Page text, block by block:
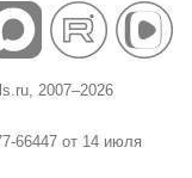
2007–2026
66447 от 14 июля